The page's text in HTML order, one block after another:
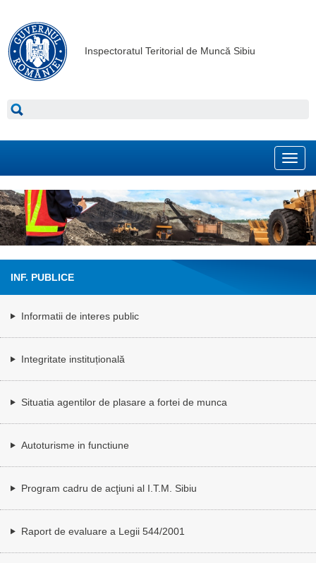
Inspectoratul Teritorial de Muncă Sibiu
INF. PUBLICE
Informatii de interes public
Integritate instituțională
Situatia agentilor de plasare a fortei de munca
Autoturisme in functiune
Program cadru de acţiuni al I.T.M. Sibiu
Raport de evaluare a Legii 544/2001